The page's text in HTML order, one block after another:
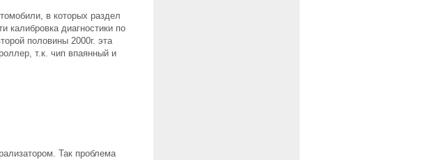
в которых раздел
калибровка диагностики по
половины 2000г. эта
т.к. чип впаянный и
Так проблема